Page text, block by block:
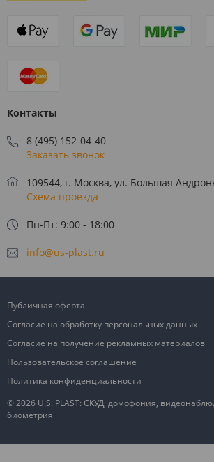
Контакты
8 (495) 152-04-40
Заказать звонок
109544, г. Москва, ул. Большая
Схема проезда
Пн-Пт: 9:00 - 18:00
info@us-plast.ru
© 2026 U.S. PLAST: СКУД, домофония,
биометрия
Публичная оферта
Согласие на обработку персональных данных
Согласие на получение рекламных материалов
Пользовательское соглашение
Политика конфиденциальности